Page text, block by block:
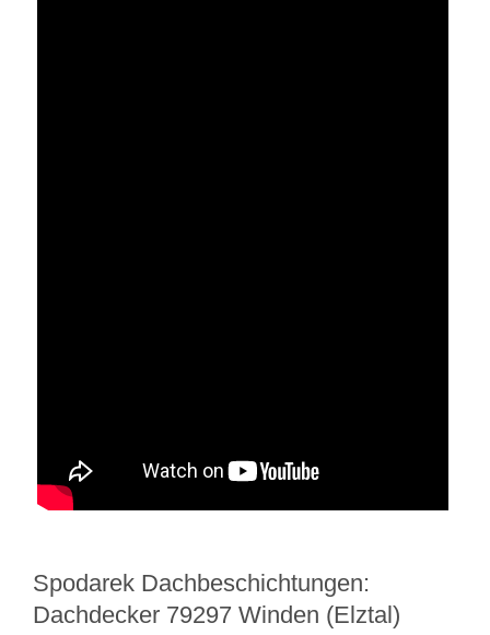
Spodarek Dachbeschichtungen:
Dachdecker 79297 Winden (Elztal)